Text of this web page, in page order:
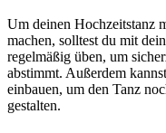
Um deinen Hochzeitstanz
machen, solltest du mit
regelmäßig üben, um
abstimmt. Außerdem
einbauen, um den Tanz
gestalten.